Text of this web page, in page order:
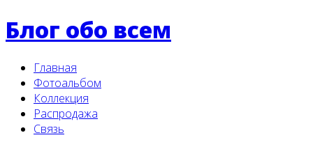
Блог обо всем
Главная
Фотоальбом
Коллекция
Распродажа
Связь